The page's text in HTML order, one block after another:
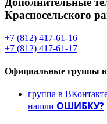
Красносельского
+7 (812) 417-61-16
+7 (812) 417-61-17
Официальные группы
группа в
нашли ОШИБКУ?